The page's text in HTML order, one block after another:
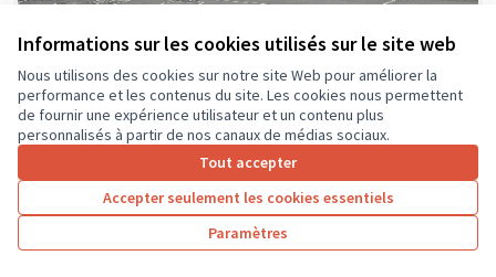
Informations sur les cookies utilisés sur le site web
Nous utilisons des cookies sur notre site Web pour améliorer la
performance et les contenus du site. Les cookies nous permettent
de fournir une expérience utilisateur et un contenu plus
personnalisés à partir de nos canaux de médias sociaux.
Tout accepter
Accepter seulement les cookies essentiels
Paramètres
Création d'espaces ombragés et
zones de jeux détentes dans la cour
Soumis